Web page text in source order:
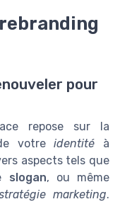
pour
repose sur la
votreidentité à
aspects tels que
slogan, ou même
marketing.